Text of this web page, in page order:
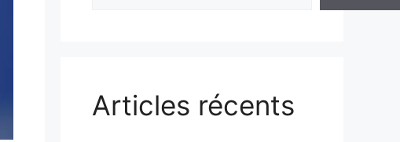
Articles récents